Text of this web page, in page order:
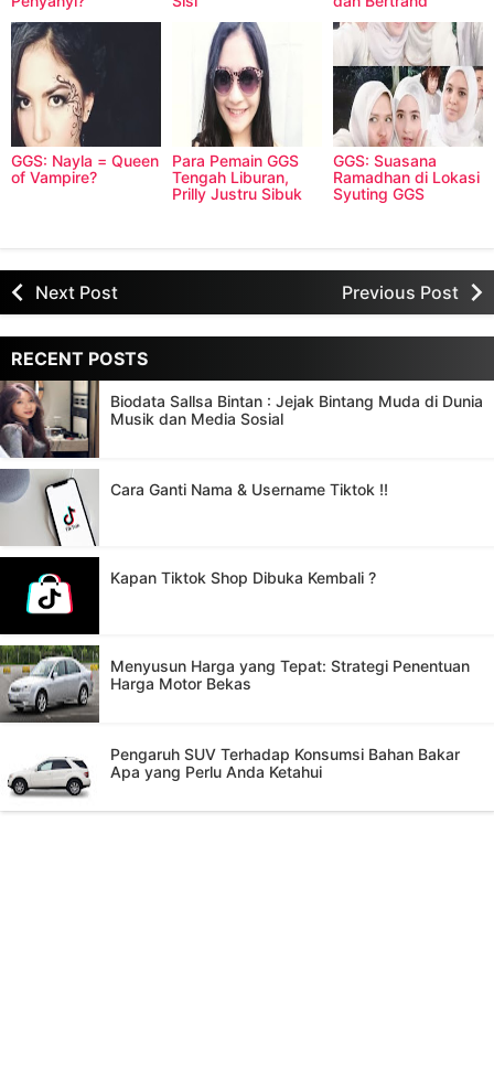
GGS: Nayla = Queen
of Vampire?
Para Pemain GGS
Tengah Liburan,
Prilly Justru Sibuk
GGS: Suasana
Ramadhan di Lokasi
Syuting GGS
Next Post Previous Post
RECENT POSTS
Biodata Sallsa Bintan : Jejak Bintang Muda di Dunia
Musik dan Media Sosial
Cara Ganti Nama & Username Tiktok !!
Kapan Tiktok Shop Dibuka Kembali ?
Menyusun Harga yang Tepat: Strategi Penentuan
Harga Motor Bekas
Pengaruh SUV Terhadap Konsumsi Bahan Bakar
Apa yang Perlu Anda Ketahui